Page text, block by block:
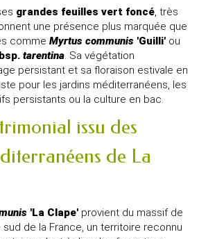
grandes feuilles vert foncé, très
une présence plus marquée que
comme Myrtus communis 'Guilli' ou
tarentina. Sa végétation
persistant et sa floraison estivale en
pour les jardins méditerranéens, les
persistants ou la culture en bac.
issu des
de La
'La Clape' provient du massif de
sud de la France, un territoire reconnu